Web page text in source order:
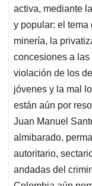
activa, mediante
y popular: el
minería, la
concesiones a
violación de los
jóvenes y la mal
están aún por
Juan Manuel
almibarado,
autoritario,
andadas del